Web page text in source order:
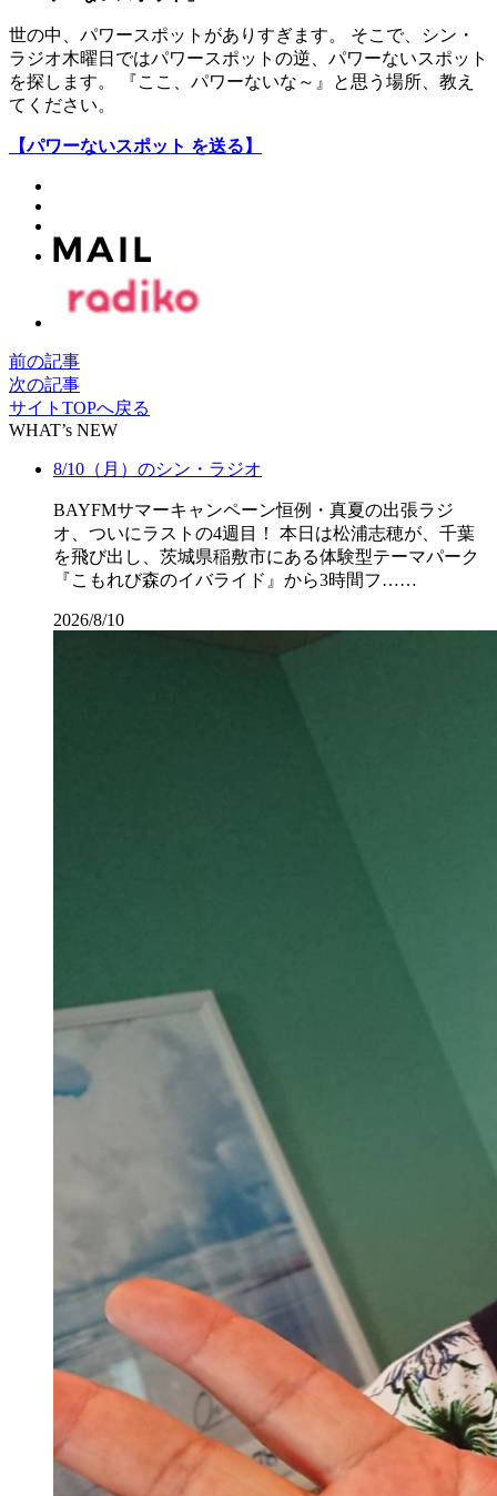
世の中、パワースポットがありすぎます。 そこで、シン・
ラジオ木曜日ではパワースポットの逆、パワーないスポット
を探します。 『ここ、パワーないな～』と思う場所、教え
てください。
【パワーないスポット を送る】
前の記事
次の記事
サイトTOPへ戻る
WHAT’s NEW
8/10（月）のシン・ラジオ
BAYFMサマーキャンペーン恒例・真夏の出張ラジ
オ、ついにラストの4週目！ 本日は松浦志穂が、千葉
を飛び出し、茨城県稲敷市にある体験型テーマパーク
『こもれび森のイバライド』から3時間フ……
2026/8/10